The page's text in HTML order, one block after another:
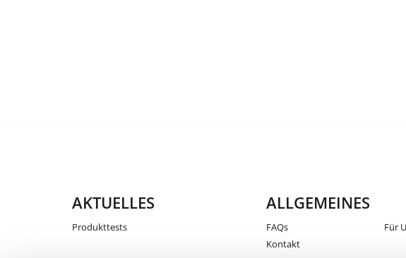
AKTUELLES
Produkttests
ALLGEMEINES
FAQs
Für
Kontakt